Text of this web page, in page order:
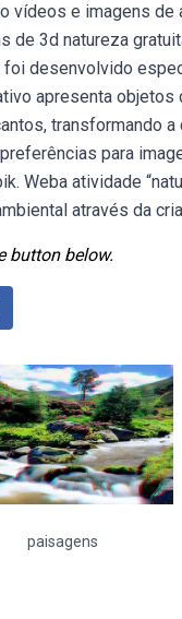
e imagens de
3d natureza
desenvolvido
apresenta objetos
transformando a
para
Weba atividade
através da
button below.
paisagens